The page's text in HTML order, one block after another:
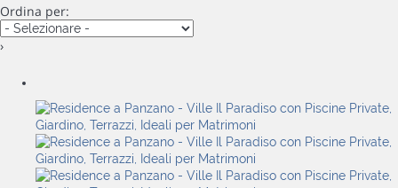
Ordina per:
›